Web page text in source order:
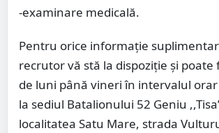
-examinare medicală.
Pentru orice informație
recrutor vă stă la dispoziție și poate
de luni până vineri în intervalul
la sediul Batalionului 52 Geniu
localitatea Satu Mare, strada